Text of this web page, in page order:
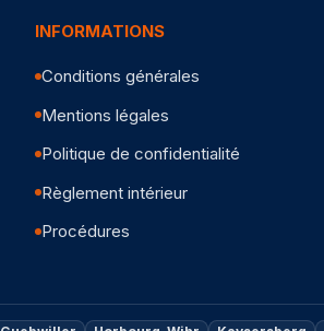
INFORMATIONS
Conditions générales
Mentions légales
Politique de confidentialité
Règlement intérieur
Procédures